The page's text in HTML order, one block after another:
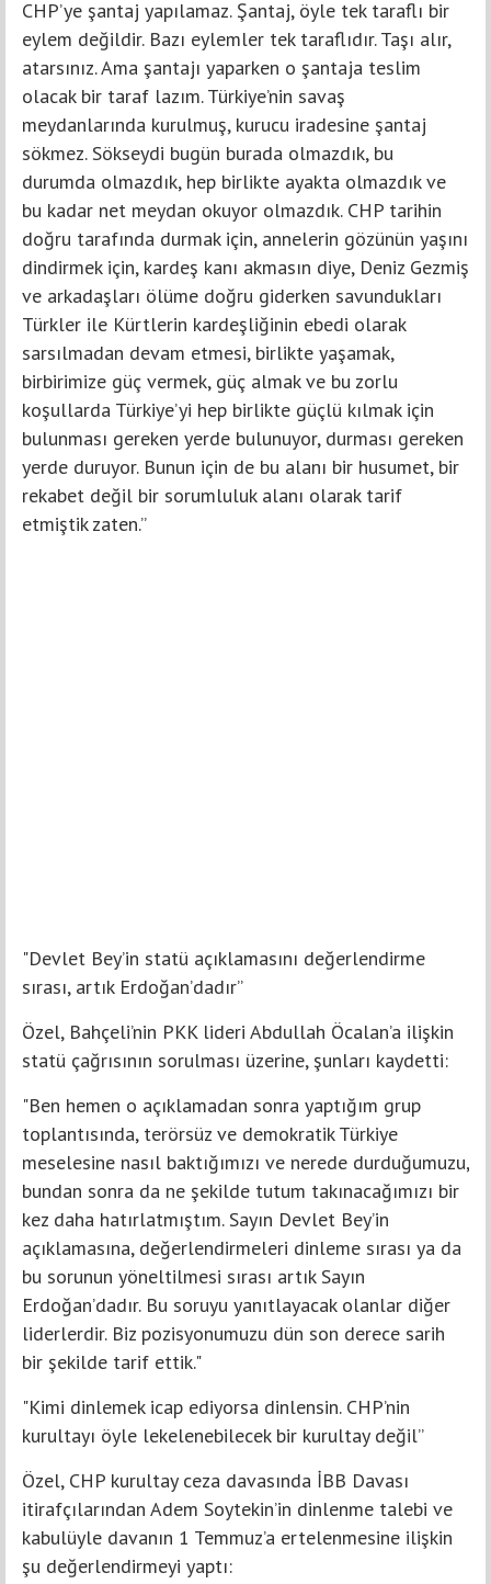
CHP’ye şantaj yapılamaz. Şantaj, öyle tek taraflı bir
eylem değildir. Bazı eylemler tek taraflıdır. Taşı alır,
atarsınız. Ama şantajı yaparken o şantaja teslim
olacak bir taraf lazım. Türkiye’nin savaş
meydanlarında kurulmuş, kurucu iradesine şantaj
sökmez. Sökseydi bugün burada olmazdık, bu
durumda olmazdık, hep birlikte ayakta olmazdık ve
bu kadar net meydan okuyor olmazdık. CHP tarihin
doğru tarafında durmak için, annelerin gözünün yaşını
dindirmek için, kardeş kanı akmasın diye, Deniz Gezmiş
ve arkadaşları ölüme doğru giderken savundukları
Türkler ile Kürtlerin kardeşliğinin ebedi olarak
sarsılmadan devam etmesi, birlikte yaşamak,
birbirimize güç vermek, güç almak ve bu zorlu
koşullarda Türkiye’yi hep birlikte güçlü kılmak için
bulunması gereken yerde bulunuyor, durması gereken
yerde duruyor. Bunun için de bu alanı bir husumet, bir
rekabet değil bir sorumluluk alanı olarak tarif
etmiştik zaten.”
"Devlet Bey’in statü açıklamasını değerlendirme
sırası, artık Erdoğan’dadır”
Özel, Bahçeli’nin PKK lideri Abdullah Öcalan’a ilişkin
statü çağrısının sorulması üzerine, şunları kaydetti:
"Ben hemen o açıklamadan sonra yaptığım grup
toplantısında, terörsüz ve demokratik Türkiye
meselesine nasıl baktığımızı ve nerede durduğumuzu,
bundan sonra da ne şekilde tutum takınacağımızı bir
kez daha hatırlatmıştım. Sayın Devlet Bey’in
açıklamasına, değerlendirmeleri dinleme sırası ya da
bu sorunun yöneltilmesi sırası artık Sayın
Erdoğan’dadır. Bu soruyu yanıtlayacak olanlar diğer
liderlerdir. Biz pozisyonumuzu dün son derece sarih
bir şekilde tarif ettik."
"Kimi dinlemek icap ediyorsa dinlensin. CHP’nin
kurultayı öyle lekelenebilecek bir kurultay değil”
Özel, CHP kurultay ceza davasında İBB Davası
itirafçılarından Adem Soytekin’in dinlenme talebi ve
kabulüyle davanın 1 Temmuz’a ertelenmesine ilişkin
şu değerlendirmeyi yaptı: